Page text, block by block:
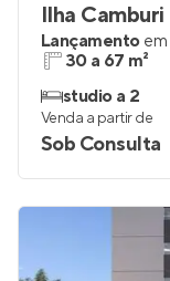
Ilha Camburi
Lançamento em
30 a 67 m²
studio a 2
Venda a partir de
Sob Consulta